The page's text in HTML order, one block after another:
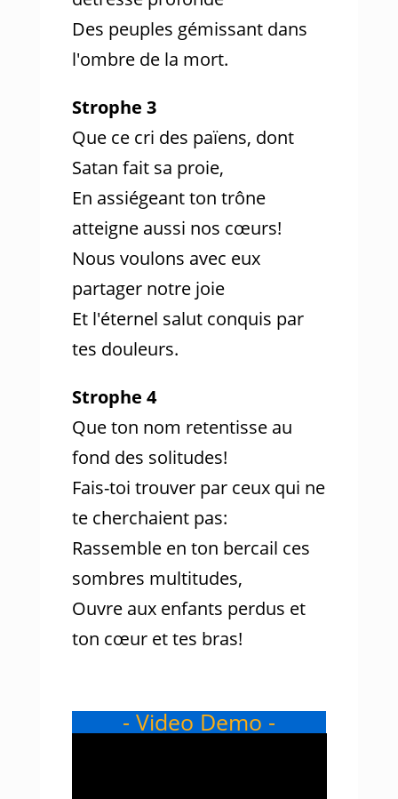
Des peuples gémissant dans
l'ombre de la mort.
Strophe 3
Que ce cri des païens, dont
Satan fait sa proie,
En assiégeant ton trône
atteigne aussi nos cœurs!
Nous voulons avec eux
partager notre joie
Et l'éternel salut conquis par
tes douleurs.
Strophe 4
Que ton nom retentisse au
fond des solitudes!
Fais-toi trouver par ceux qui ne
te cherchaient pas:
Rassemble en ton bercail ces
sombres multitudes,
Ouvre aux enfants perdus et
ton cœur et tes bras!
- Video Demo -